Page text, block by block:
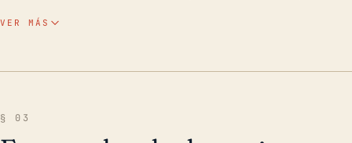
de esto, la ciudad sigue siendo susceptible a los
VER MÁS
§ 03